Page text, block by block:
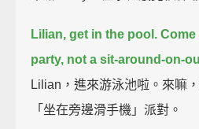
Lilian, get in the pool.
party, not a sit-around-on-
Lilian，進來游泳池啦。來嘛
「坐在旁邊滑手機」派對。